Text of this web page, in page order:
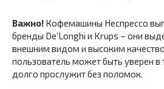
Важно! Кофемашины Неспрессо
бренды De’Longhi и Krups – они
внешним видом и высоким
пользователь может быть уверен в
долго прослужит без поломок.